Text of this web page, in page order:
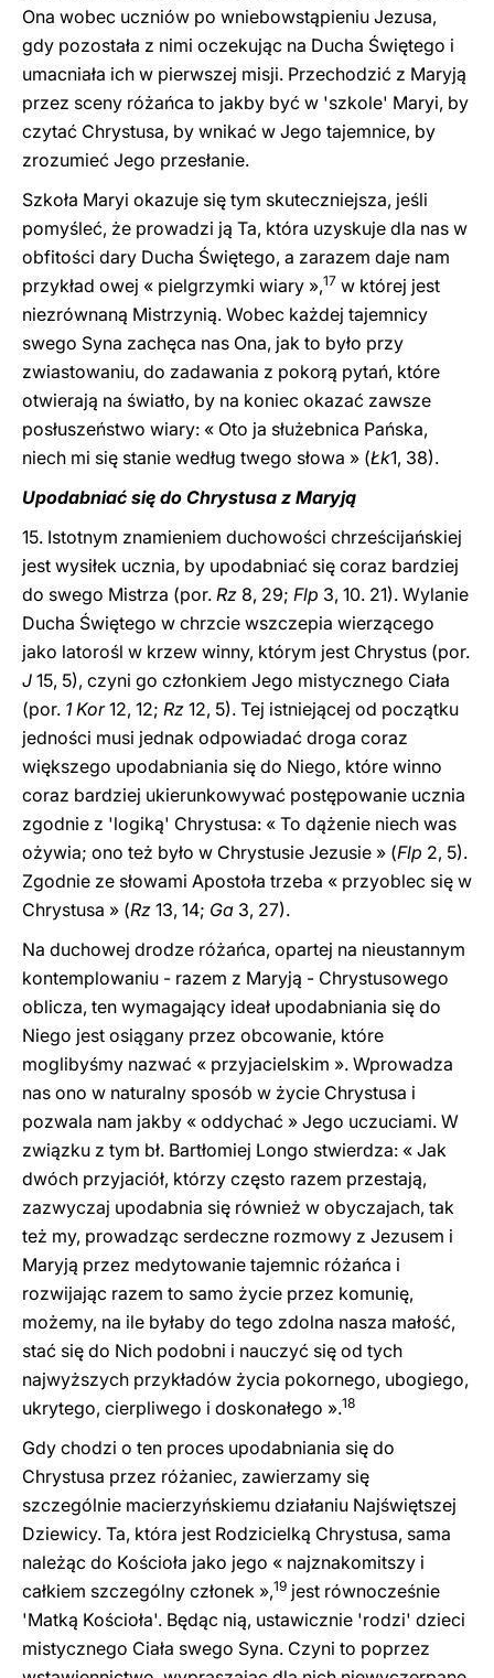
Ona wobec uczniów po wniebowstąpieniu Jezusa,
gdy pozostała z nimi oczekując na Ducha Świętego i
umacniała ich w pierwszej misji. Przechodzić z Maryją
przez sceny różańca to jakby być w 'szkole' Maryi, by
czytać Chrystusa, by wnikać w Jego tajemnice, by
zrozumieć Jego przesłanie.
Szkoła Maryi okazuje się tym skuteczniejsza, jeśli
pomyśleć, że prowadzi ją Ta, która uzyskuje dla nas w
obfitości dary Ducha Świętego, a zarazem daje nam
przykład owej « pielgrzymki wiary »,17 w której jest
niezrównaną Mistrzynią. Wobec każdej tajemnicy
swego Syna zachęca nas Ona, jak to było przy
zwiastowaniu, do zadawania z pokorą pytań, które
otwierają na światło, by na koniec okazać zawsze
posłuszeństwo wiary: « Oto ja służebnica Pańska,
niech mi się stanie według twego słowa » (Łk1, 38).
Upodabniać się do Chrystusa z Maryją
15. Istotnym znamieniem duchowości chrześcijańskiej
jest wysiłek ucznia, by upodabniać się coraz bardziej
do swego Mistrza (por. Rz 8, 29; Flp 3, 10. 21). Wylanie
Ducha Świętego w chrzcie wszczepia wierzącego
jako latorośl w krzew winny, którym jest Chrystus (por.
J 15, 5), czyni go członkiem Jego mistycznego Ciała
(por. 1 Kor12, 12; Rz 12, 5). Tej istniejącej od początku
jedności musi jednak odpowiadać droga coraz
większego upodabniania się do Niego, które winno
coraz bardziej ukierunkowywać postępowanie ucznia
zgodnie z 'logiką' Chrystusa: « To dążenie niech was
ożywia; ono też było w Chrystusie Jezusie » (Flp 2, 5).
Zgodnie ze słowami Apostoła trzeba « przyoblec się w
Chrystusa » (Rz 13, 14; Ga 3, 27).
Na duchowej drodze różańca, opartej na nieustannym
kontemplowaniu - razem z Maryją - Chrystusowego
oblicza, ten wymagający ideał upodabniania się do
Niego jest osiągany przez obcowanie, które
moglibyśmy nazwać « przyjacielskim ». Wprowadza
nas ono w naturalny sposób w życie Chrystusa i
pozwala nam jakby « oddychać » Jego uczuciami. W
związku z tym bł. Bartłomiej Longo stwierdza: « Jak
dwóch przyjaciół, którzy często razem przestają,
zazwyczaj upodabnia się również w obyczajach, tak
też my, prowadząc serdeczne rozmowy z Jezusem i
Maryją przez medytowanie tajemnic różańca i
rozwijając razem to samo życie przez komunię,
możemy, na ile byłaby do tego zdolna nasza małość,
stać się do Nich podobni i nauczyć się od tych
najwyższych przykładów życia pokornego, ubogiego,
ukrytego, cierpliwego i doskonałego ».18
Gdy chodzi o ten proces upodabniania się do
Chrystusa przez różaniec, zawierzamy się
szczególnie macierzyńskiemu działaniu Najświętszej
Dziewicy. Ta, która jest Rodzicielką Chrystusa, sama
należąc do Kościoła jako jego « najznakomitszy i
całkiem szczególny członek »,19 jest równocześnie
'Matką Kościoła'. Będąc nią, ustawicznie 'rodzi' dzieci
mistycznego Ciała swego Syna. Czyni to poprzez